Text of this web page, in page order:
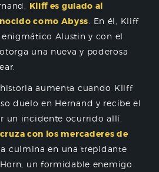
Kliff es guiado al
como Abyss . En él, Kliff
Alustin y con el
una nueva y poderosa
aumenta cuando Kliff
duelo en Hernand y recibe el
un incidente ocurrido allí.
cruza con los mercaderes de
culmina en una trepidante
un formidable enemigo